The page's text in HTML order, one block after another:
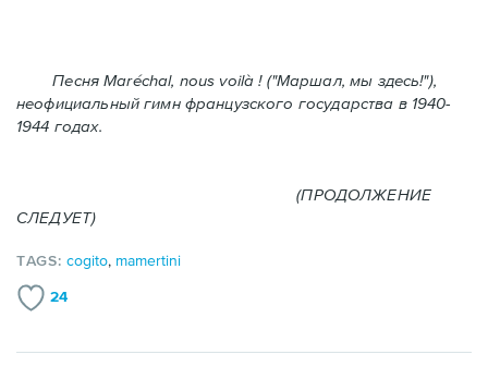
Песня Maréchal, nous voilà ! ("Маршал, мы здесь!"),
неофициальный гимн французского государства в 1940-
1944 годах.
(ПРОДОЛЖЕНИЕ
СЛЕДУЕТ)
TAGS:cogito, mamertini
24